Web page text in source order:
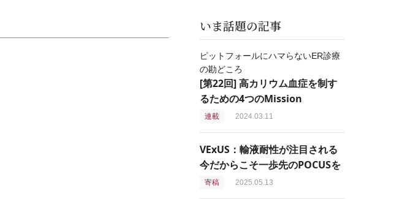
いま話題の記事
ピットフォールにハマらないER診療
の勘どころ
[第22回] 高カリウム血症を制す
るための4つのMission
連載 2024.03.11
VExUS：輸液耐性が注目される
今だからこそ一歩先のPOCUSを
寄稿 2025.05.13